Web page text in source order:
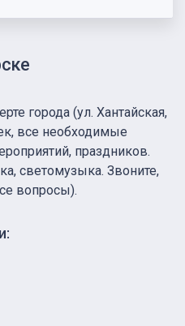
города (ул. Хантайская,
все необходимые
праздников.
светомузыка. Звоните,
вопросы).